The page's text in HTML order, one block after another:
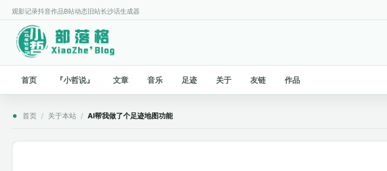
观影记录抖音作品B站动态 旧站长沙话生成器
首页 『小哲说』 文章 音乐 足迹 关于 友链 作品
首页 / 关于本站 / AI帮我做了个足迹地图功能